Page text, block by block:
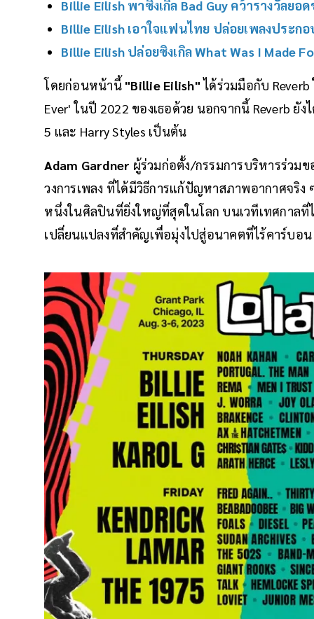
Billie Eilish พาซิงเกิล Bad Guy คว้ารางวัลยอ
Billie Eilish เอาใจแฟนไทย ปล่อยเพลงประ
Billie Eilish ปล่อยซิงเกิล What Was I Made
โดยก่อนหน้านี้ "Billie Eilish"ได้ร่วมมือกับ
Ever' ในปี 2022 ของเธอด้วย นอกจากนี้ Reverb
5 และ Harry Styles เป็นต้น
Adam Gardner ผู้ร่วมก่อตั้ง/กรรมการบริหารร่วมข
วงการเพลง ที่ได้มีวิธีการแก้ปัญหาสภาพอากาศจริ
หนึ่งในศิลปินที่ยิ่งใหญ่ที่สุดในโลก บนเวทีเทศกาลที่
เปลี่ยนแปลงที่สำคัญเพื่อมุ่งไปสู่อนาคตที่ไร้คาร์บอ